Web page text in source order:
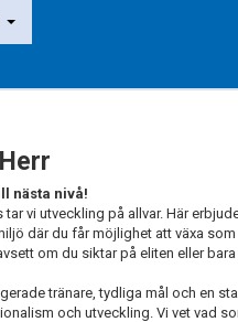
nästa nivå!
tar vi utveckling på allvar. Här
där du får möjlighet att växa
om du siktar på eliten eller
tränare, tydliga mål och en
och utveckling. Vi vet vad